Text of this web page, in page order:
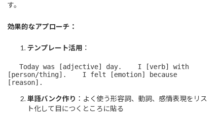
す。
効果的なアプローチ：
テンプレート活用 ：
[person/thing].    I felt [emotion] because
[reason].
単語バンク作り ：よく使う形容詞、動詞、感情表現をリス
ト化して目につくところに貼る